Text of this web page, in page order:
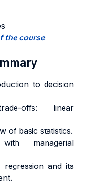
the course
to decision
offs: linear
of basic statistics.
managerial
regression and its